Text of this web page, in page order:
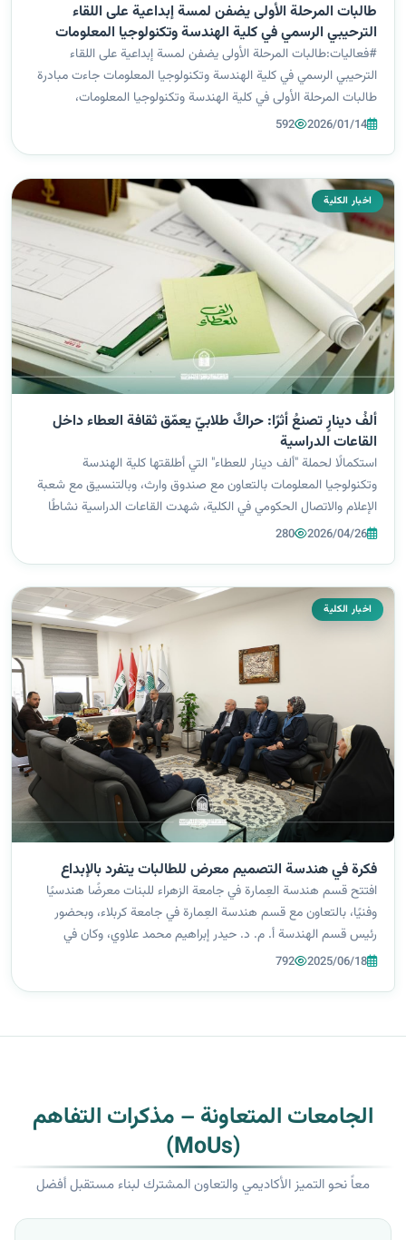
طالبات المرحلة الأولى يضفن لمسة إبداعية على اللقاء
الترحيبي الرسمي في كلية الهندسة وتكنولوجيا المعلومات
#فعاليات:طالبات المرحلة الأولى يضفن لمسة إبداعية على اللقاء
الترحيبي الرسمي في كلية الهندسة وتكنولوجيا المعلومات جاءت مبادرة
طالبات المرحلة الأولى في كلية الهندسة وتكنولوجيا المعلومات،
والمتمثّلة بإعداد كيك ترحيبي خاص لكل قسم إلى جانب توزيعات رمزية،
2026/01/14
592
اخبار الكلية
ألفُ دينارٍ تصنعُ أثرًا: حراكٌ طلابيّ يعمّق ثقافة العطاء داخل
القاعات الدراسية
استكمالًا لحملة "ألف دينار للعطاء" التي أطلقتها كلية الهندسة
وتكنولوجيا المعلومات بالتعاون مع صندوق وارث، وبالتنسيق مع شعبة
الإعلام والاتصال الحكومي في الكلية، شهدت القاعات الدراسية نشاطًا
توعويًا مميزًا قادته طالبات الكلية ومتطوعاتها، في مشهد يعكس وعيًا
2026/04/26
280
اخبار الكلية
فكرة في هندسة التصميم معرض للطالبات يتفرد بالإبداع
افتتح قسم هندسة العِمارة في جامعة الزهراء للبنات معرضًا هندسيًا
وفنيًا، بالتعاون مع قسم هندسة العِمارة في جامعة كربلاء، وبحضور
رئيس قسم الهندسة أ. م. د. حيدر إبراهيم محمد علاوي، وكان في
استقباله السيد مساعد السيدة رئيسة الجامعة للشؤون العلمية أ. د.
2025/06/18
792
الجامعات المتعاونة – مذكرات التفاهم
(MoUs)
معاً نحو التميز الأكاديمي والتعاون المشترك لبناء مستقبل أفضل